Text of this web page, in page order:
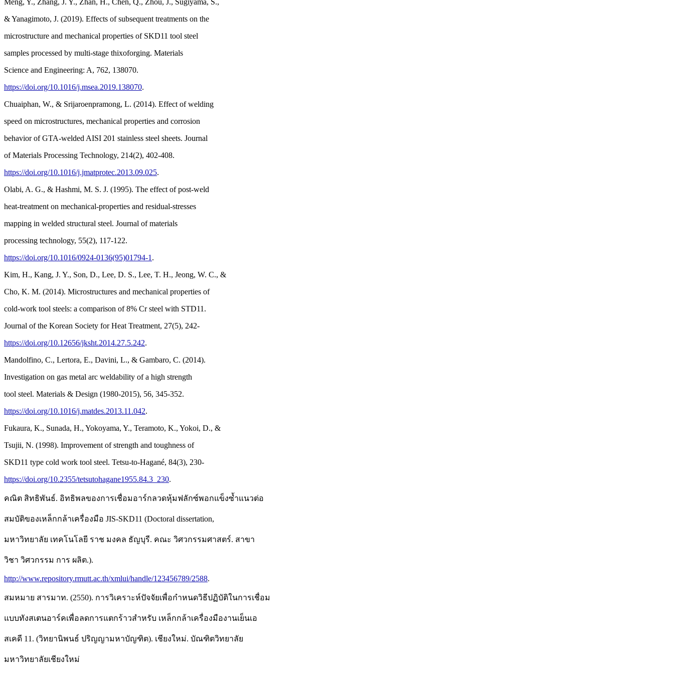
Meng, Y., Zhang, J. Y., Zhan, H., Chen, Q., Zhou, J., Sugiyama, S.,
& Yanagimoto, J. (2019). Effects of subsequent treatments on the
microstructure and mechanical properties of SKD11 tool steel
samples processed by multi-stage thixoforging. Materials
Science and Engineering: A, 762, 138070.
https://doi.org/10.1016/j.msea.2019.138070.
Chuaiphan, W., & Srijaroenpramong, L. (2014). Effect of welding
speed on microstructures, mechanical properties and corrosion
behavior of GTA-welded AISI 201 stainless steel sheets. Journal
of Materials Processing Technology, 214(2), 402-408.
https://doi.org/10.1016/j.jmatprotec.2013.09.025.
Olabi, A. G., & Hashmi, M. S. J. (1995). The effect of post-weld
heat-treatment on mechanical-properties and residual-stresses
mapping in welded structural steel. Journal of materials
processing technology, 55(2), 117-122.
https://doi.org/10.1016/0924-0136(95)01794-1 .
Kim, H., Kang, J. Y., Son, D., Lee, D. S., Lee, T. H., Jeong, W. C., &
Cho, K. M. (2014). Microstructures and mechanical properties of
cold-work tool steels: a comparison of 8% Cr steel with STD11.
Journal of the Korean Society for Heat Treatment, 27(5), 242-
https://doi.org/10.12656/jksht.2014.27.5.242.
Mandolfino, C., Lertora, E., Davini, L., & Gambaro, C. (2014).
Investigation on gas metal arc weldability of a high strength
tool steel. Materials & Design (1980-2015), 56, 345-352.
https://doi.org/10.1016/j.matdes.2013.11.042.
Fukaura, K., Sunada, H., Yokoyama, Y., Teramoto, K., Yokoi, D., &
Tsujii, N. (1998). Improvement of strength and toughness of
SKD11 type cold work tool steel. Tetsu-to-Hagané, 84(3), 230-
https://doi.org/10.2355/tetsutohagane1955.84.3_230.
คณิต สิทธิพันธ์. อิทธิพลของการเชื่อมอาร์กลวดหุ้มฟลักซ์พอกแข็งซ้ำแนวต่อ
สมบัติของเหล็กกล้าเครื่องมือ JIS-SKD11 (Doctoral dissertation,
มหาวิทยาลัย เทคโนโลยี ราช มงคล ธัญบุรี. คณะ วิศวกรรมศาสตร์. สาขา
วิชา วิศวกรรม การ ผลิต.).
http://www.repository.rmutt.ac.th/xmlui/handle/123456789/2588.
สมหมาย สารมาท. (2550). การวิเคราะห์ปัจจัยเพื่อกำหนดวิธีปฏิบัติในการเชื่อม
แบบทังสเตนอาร์คเพื่อลดการแตกร้าวสำหรับ เหล็กกล้าเครื่องมืองานเย็นเอ
สเคดี 11. (วิทยานิพนธ์ ปริญญามหาบัญฑิต). เชียงใหม่. บัณฑิตวิทยาลัย
มหาวิทยาลัยเชียงใหม่